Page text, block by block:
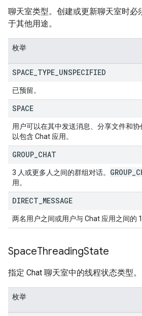
聊天室类型。创建或更新聊天室时必
于其他用途。
枚举
SPACE TYPE UNSPECIFIED
已预留。
SPACE
用户可以在其中发送消息、分享文件和协
以包含 Chat 应用。
GROUP CHAT
3 人或更多人之间的群组对话。 GROUP
用。
DIRECT MESSAGE
两名用户之间或用户与 Chat 应用之间的 1
SpaceThreadingState
指定 Chat 聊天室中的线程状态类型。
枚举